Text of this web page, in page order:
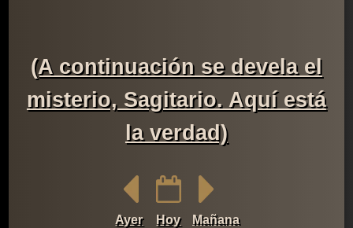
(A continuación se devela el
misterio, Sagitario. Aquí está
la verdad)
Ayer Hoy Mañana